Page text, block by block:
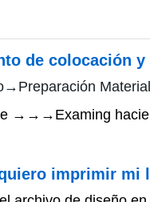
de colocación y
→→→Examing
imprimir mi